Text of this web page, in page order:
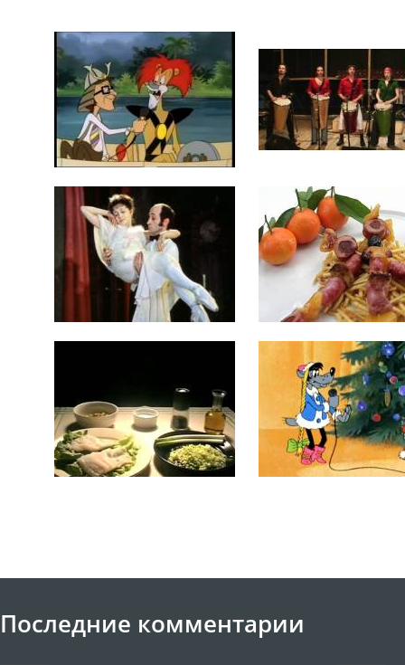
Последние комментарии